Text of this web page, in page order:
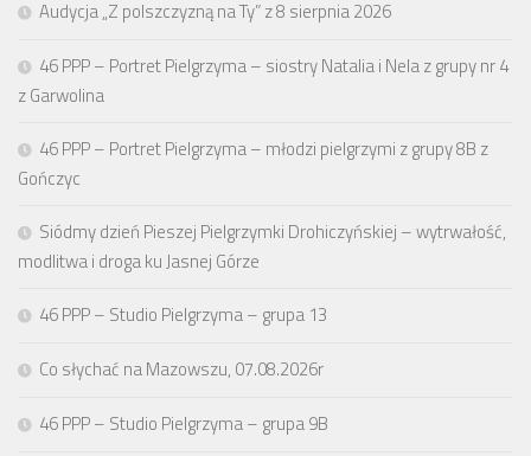
Audycja „Z polszczyzną na Ty” z 8 sierpnia 2026
46 PPP – Portret Pielgrzyma – siostry Natalia i Nela z grupy nr 4
z Garwolina
46 PPP – Portret Pielgrzyma – młodzi pielgrzymi z grupy 8B z
Gończyc
Siódmy dzień Pieszej Pielgrzymki Drohiczyńskiej – wytrwałość,
modlitwa i droga ku Jasnej Górze
46 PPP – Studio Pielgrzyma – grupa 13
Co słychać na Mazowszu, 07.08.2026r
46 PPP – Studio Pielgrzyma – grupa 9B